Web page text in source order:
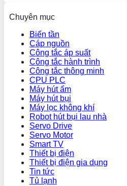
Chuyên mục
Biến tần
Cáp nguồn
Công tắc áp suất
Công tắc hành trình
Công tắc thông minh
CPU PLC
Máy hút ẩm
Máy hút bụi
Máy lọc không khí
Robot hút bụi lau nhà
Servo Drive
Servo Motor
Smart TV
Thiết bị điện
Thiết bị điện gia dụng
Tin tức
Tủ lạnh